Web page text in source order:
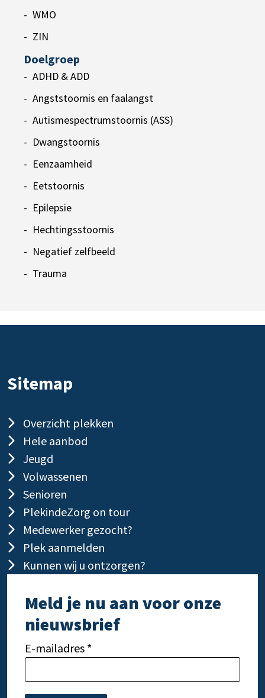
WMO
ZIN
Doelgroep
ADHD & ADD
Angststoornis en faalangst
Autismespectrumstoornis (ASS)
Dwangstoornis
Eenzaamheid
Eetstoornis
Epilepsie
Hechtingsstoornis
Negatief zelfbeeld
Trauma
Sitemap
Overzicht plekken
Hele aanbod
Jeugd
Volwassenen
Senioren
PlekindeZorg on tour
Medewerker gezocht?
Plek aanmelden
Kunnen wij u ontzorgen?
Meld je nu aan voor onze
nieuwsbrief
E-mailadres *